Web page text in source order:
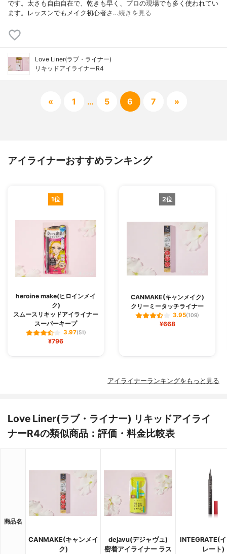
です。太さも自由自在で、乾きも早く、プロの現場でも多く使われてい
ます。レッスンでもメイク初心者さ…続きを見る
Love Liner(ラブ・ライナー)
リキッドアイライナーR4
« 1 … 5 6 7 »
アイライナーおすすめランキング
1位
heroine make(ヒロインメイ
ク)
スムースリキッドアイライナー
スーパーキープ
3.97(51)
¥796
2位
CANMAKE(キャンメイク)
クリーミータッチライナー
3.95(109)
¥668
アイライナーランキングをもっと見る
Love Liner(ラブ・ライナー) リキッドアイライ
ナーR4の類似商品：評価・料金比較表
商品名
CANMAKE(キャンメイ
ク)
dejavu(デジャヴュ)
密着アイライナー ラス
INTEGRATE(
レート)